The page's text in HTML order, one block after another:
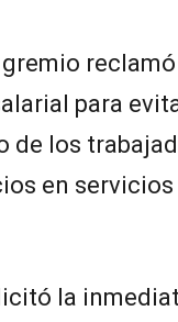
gremio
para
de los
en
la